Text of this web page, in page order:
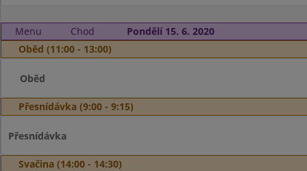
Menu Chod
Pondělí 15. 6. 2020
Oběd (11:00 - 13:00)
Oběd
Přesnídávka (9:00 - 9:15)
Přesnídávka
Svačina (14:00 - 14:30)